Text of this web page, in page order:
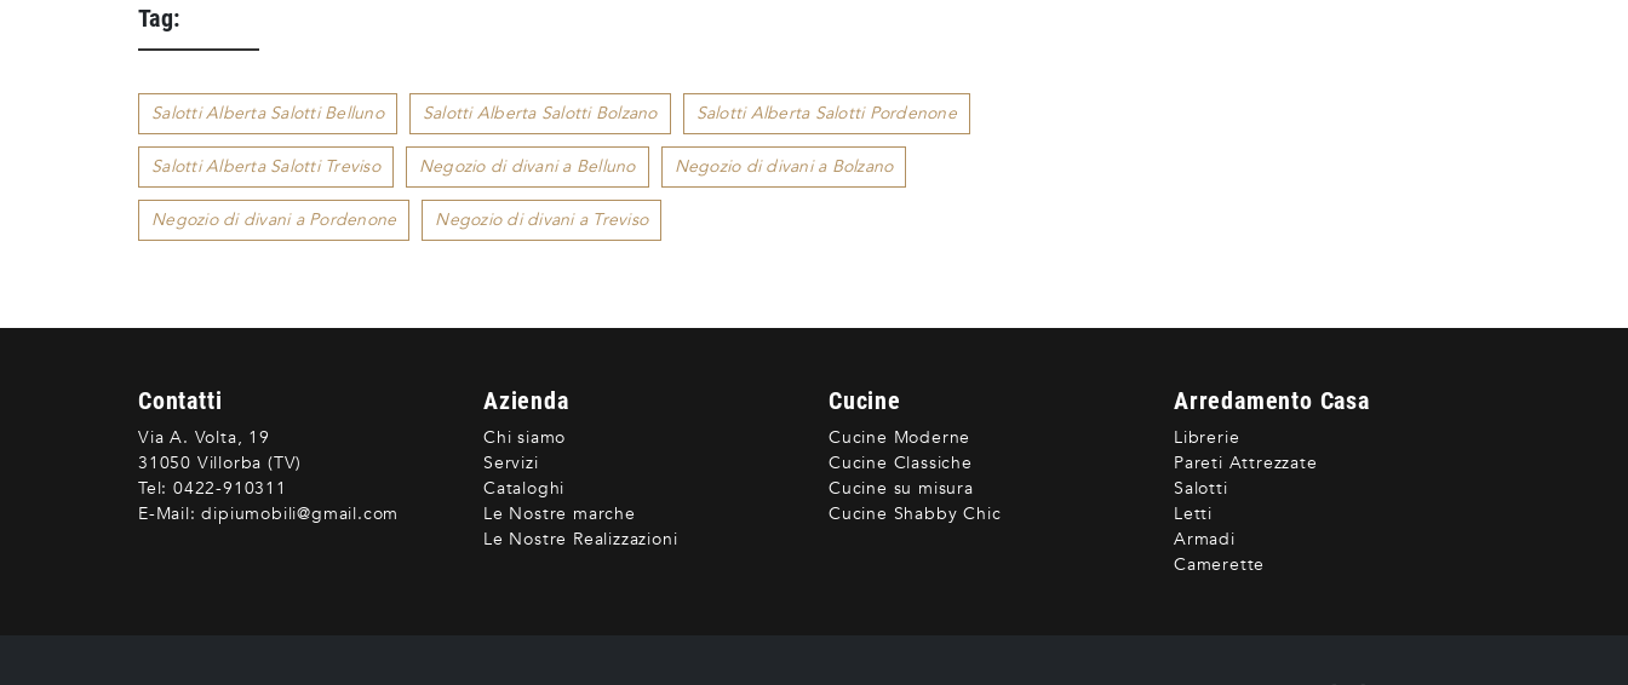
Tag:
Salotti Alberta Salotti Belluno Salotti Alberta Salotti Bolzano Salotti Alberta Salotti Pordenone
Salotti Alberta Salotti Treviso Negozio di divani a Belluno Negozio di divani a Bolzano
Negozio di divani a Pordenone Negozio di divani a Treviso
Contatti
Via A. Volta, 19
31050 Villorba (TV)
Tel: 0422-910311
E-Mail: dipiumobili@gmail.com
Azienda
Chi siamo
Servizi
Cataloghi
Le Nostre marche
Le Nostre Realizzazioni
Cucine
Cucine Moderne
Cucine Classiche
Cucine su misura
Cucine Shabby Chic
Arredamento Casa
Librerie
Pareti Attrezzate
Salotti
Letti
Armadi
Camerette